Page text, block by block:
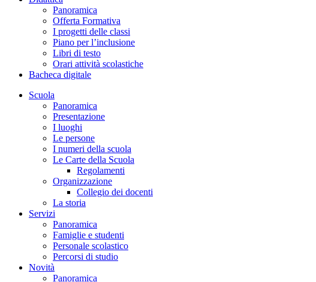
Panoramica
Offerta Formativa
I progetti delle classi
Piano per l’inclusione
Libri di testo
Orari attività scolastiche
Bacheca digitale
Scuola
Panoramica
Presentazione
I luoghi
Le persone
I numeri della scuola
Le Carte della Scuola
Regolamenti
Organizzazione
Collegio dei docenti
La storia
Servizi
Panoramica
Famiglie e studenti
Personale scolastico
Percorsi di studio
Novità
Panoramica